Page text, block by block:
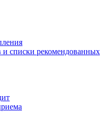
и списки рекомендованных